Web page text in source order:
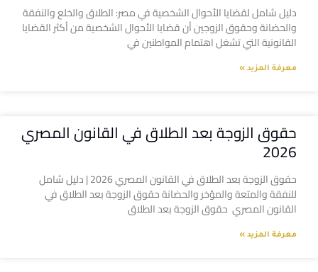
دليل شامل لقضايا الأحوال الشخصية في مصر: الطلاق والخلع والنفقة
والحضانة وحقوق الزوجين أن قضايا الأحوال الشخصية من أكثر القضايا
القانونية التي تشغل اهتمام المواطنين في
معرفة المزيد »
حقوق الزوجة بعد الطلاق في القانون المصري
2026
حقوق الزوجة بعد الطلاق في القانون المصري 2026 | دليل شامل
للنفقة والمتعة والمؤخر والحضانة حقوق الزوجة بعد الطلاق في
القانون المصري حقوق الزوجة بعد الطلاق
معرفة المزيد »